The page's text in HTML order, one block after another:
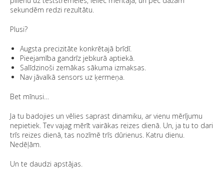
sekundēm redzi rezultātu.
Plusi?
Augsta precizitāte konkrētajā brīdī.
Pieejamība gandrīz jebkurā aptiekā.
Salīdzinoši zemākas sākuma izmaksas.
Nav jāvalkā sensors uz ķermeņa.
Bet mīnusi…
Ja tu badojies un vēlies saprast dinamiku, ar vienu mērījumu
nepietiek. Tev vajag mērīt vairākas reizes dienā. Un, ja tu to dari
trīs reizes dienā, tas nozīmē trīs dūrienus. Katru dienu.
Nedēļām.
Un te daudzi apstājas.